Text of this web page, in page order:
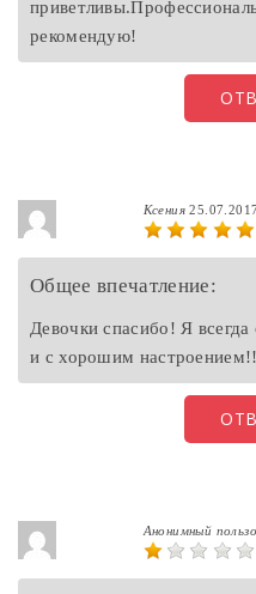
рекомендую!
Ксения
Общее впечатление:
Девочки спасибо! Я
и с хорошим
Анонимный